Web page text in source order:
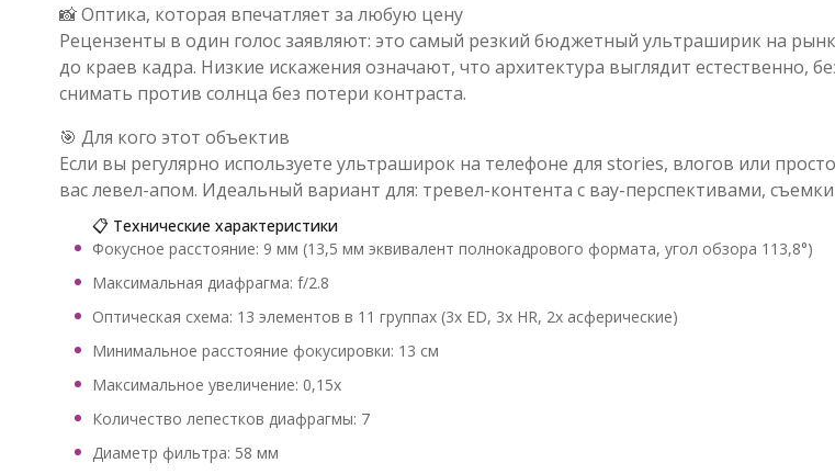
📸 Оптика, которая впечатляет за любую цену
Рецензенты в один голос заявляют: это самый резкий бюджетный ультраширик на
до краев кадра. Низкие искажения означают, что архитектура выглядит
снимать против солнца без потери контраста.
🎯 Для кого этот объектив
Если вы регулярно используете ультраширок на телефоне для stories, влогов или
вас левел-апом. Идеальный вариант для: тревел-контента с вау-перспективами,
📋 Технические характеристики
Фокусное расстояние: 9 мм (13,5 мм эквивалент полнокадрового формата, угол обзора 113,8°)
Максимальная диафрагма: f/2.8
Оптическая схема: 13 элементов в 11 группах (3x ED, 3x HR, 2x асферические)
Минимальное расстояние фокусировки: 13 см
Максимальное увеличение: 0,15x
Количество лепестков диафрагмы: 7
Диаметр фильтра: 58 мм